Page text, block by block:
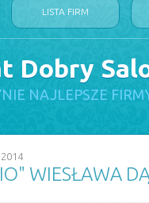
LISTA FIRM
Dobry
NAJLEPSZE
2014
WIESŁAWA